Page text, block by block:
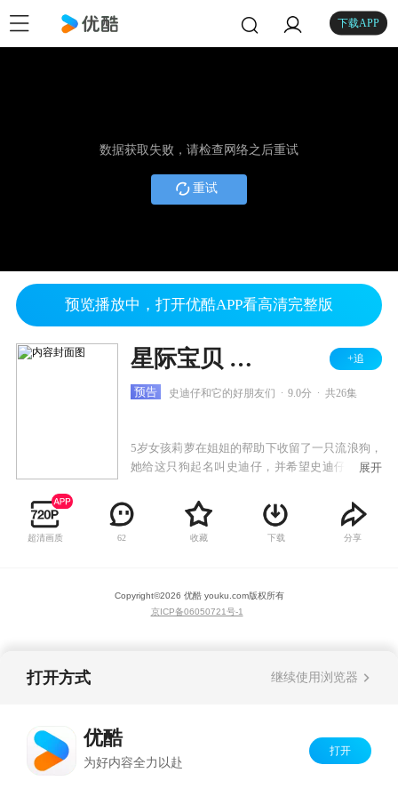
下载APP
数据获取失败，请检查网络之后重试
重试
预览播放中，打开优酷APP看高清完整版
星际宝贝 第二季 +追
预告 史迪仔和它的好朋友们 9.0分 共26集
5岁女孩莉萝在姐姐的帮助下收留了一只流浪狗，
她给这只狗起名叫史迪仔，并希望史迪仔能够给
怜的流浪狗，而是来自外星球的长着六支脚的危
险分子，只是在流放中偷跑到地球上来的！为了
在地球上隐藏身份，史迪仔只能把自己的两只脚
了形影不离的好伙伴。
展开
超清画质 62 收藏 下载 分享
Copyright©2026 优酷 youku.com版权所有
京ICP备06050721号-1
打开方式 继续使用浏览器
优酷
为好内容全力以赴
打开